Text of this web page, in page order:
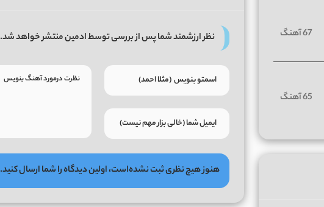
نظر ارزشمند شما پس از بررسی توسط ادمین منتشر خواهد شد.
هنوز هیچ نظری ثبت نشده‌است، اولین دیدگاه را شما ارسال کنید.
67 آهنگ
65 آهنگ